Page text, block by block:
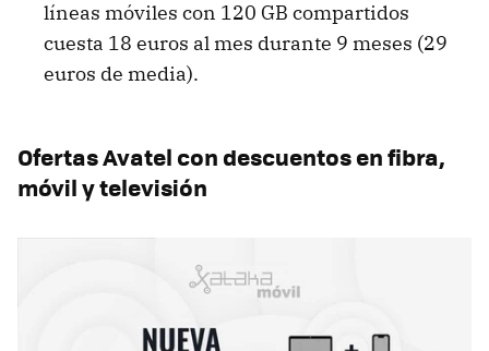
líneas móviles con 120 GB compartidos
cuesta 18 euros al mes durante 9 meses (29
euros de media).
Ofertas Avatel con descuentos en fibra,
móvil y televisión